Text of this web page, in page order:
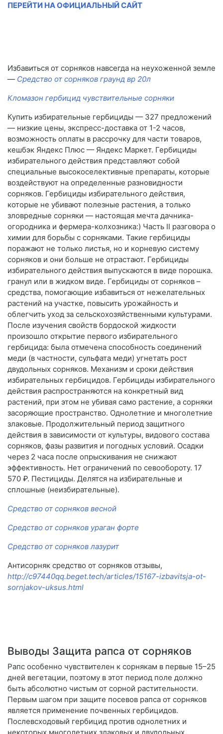
ПЕРЕЙТИ НА ОФИЦИАЛЬНЫЙ САЙТ
Избавиться от сорняков навсегда на неухоженной земле
— Средство от сорняков граунд вр 20л
Кломазон гербицид чувствительные сорняки
Купить избирательные гербициды — 327 предложений
— низкие цены, экспресс-доставка от 1-2 часов,
возможность оплаты в рассрочку для части товаров,
кешбэк Яндекс Плюс — Яндекс Маркет. Гербициды
избирательного действия представляют собой
специальные высокоселективные препараты, которые
воздействуют на определенные разновидности
сорняков. Гербициды избирательного действия,
которые не убивают полезные растения, а только
зловредные сорняки — настоящая мечта дачника-
огородника и фермера-колхозника:) Часть II разговора о
химии для борьбы с сорняками. Такие гербициды
поражают не только листья, но и корневую систему
сорняков и они больше не отрастают. Гербициды
избирательного действия выпускаются в виде порошка.
гранул или в жидком виде. Гербициды от сорняков –
средства, помогающие избавиться от нежелательных
растений на участке, повысить урожайность и
облегчить уход за сельскохозяйственными культурами.
После изучения свойств бордоской жидкости
произошло открытие первого избирательного
гербицида: была отмечена способность соединений
меди (в частности, сульфата меди) угнетать рост
двудольных сорняков. Механизм и сроки действия
избирательных гербицидов. Гербициды избирательного
действия распространяются на конкретный вид
растений, при этом не убивая само растение, а сорняки
засоряющие пространство. Однолетние и многолетние
злаковые. Продолжительный период защитного
действия в зависимости от культуры, видового состава
сорняков, фазы развития и погодных условий. Осадки
через 2 часа после опрыскивания не снижают
эффективность. Нет ограничений по севообороту. 17
570 ₽. Пестициды. Делятся на избирательные и
сплошные (неизбирательные).
Средство от сорняков весной
Средство от сорняков ураган форте
Средство от сорняков лазурит
Антисорняк средство от сорняков отзывы,
http://c97440qq.beget.tech/articles/15167-izbavitsja-ot-
sornjakov-uksus.html
Выводы Защита рапса от сорняков
Рапс особенно чувствителен к сорнякам в первые 15–25
дней вегетации, поэтому в этот период поле должно
быть абсолютно чистым от сорной растительности.
Первым шагом при защите посевов рапса от сорняков
является применение почвенных гербицидов.
Послевсходовый гербицид против однолетних и